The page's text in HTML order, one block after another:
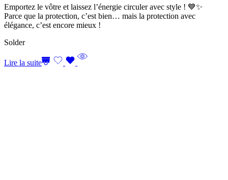
Emportez le vôtre et laissez l’énergie circuler avec style ! 💙✨
Parce que la protection, c’est bien… mais la protection avec
élégance, c’est encore mieux !
Solder
Lire la suite